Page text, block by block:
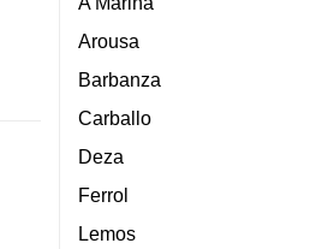
Arousa
Barbanza
Carballo
Deza
Ferrol
Lemos